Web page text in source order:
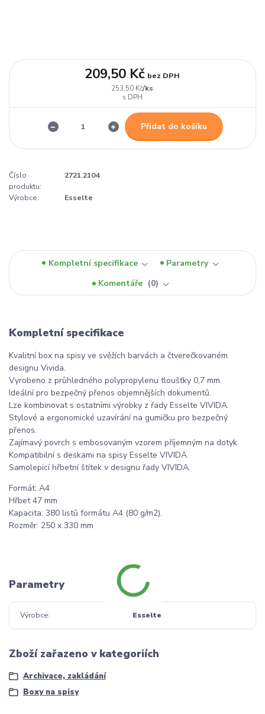
253,50 Kč/ks
209,50 Kč bez DPH
Přidat do košíku
Číslo
produktu:
2721.2104
Výrobce: Esselte
Kompletní specifikace
Parametry
Komentáře
0
Kompletní specifikace
Kvalitní box na spisy ve svěžích barvách a čtverečkovaném
designu Vivida.
Vyrobeno z průhledného polypropylenu tloušťky 0,7 mm.
Ideální pro bezpečný přenos objemnějších dokumentů.
Lze kombinovat s ostatními výrobky z řady Esselte VIVIDA.
Stylové a ergonomické uzavírání na gumičku pro bezpečný
přenos.
Zajímavý povrch s embosovaným vzorem příjemným na dotyk.
Kompatibilní s deskami na spisy Esselte VIVIDA.
Samolepicí hřbetní štítek v designu řady VIVIDA.
Formát: A4
Hřbet 47 mm
Kapacita: 380 listů formátu A4 (80 g/m2).
Rozměr: 250 x 330 mm
Parametry
Výrobce Esselte
Zboží zařazeno v kategoriích
Archivace, zakládání
Boxy na spisy